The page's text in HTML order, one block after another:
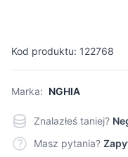
Kod produktu: 122768
Marka: NGHIA
Znalazłeś taniej?
Masz pytania?